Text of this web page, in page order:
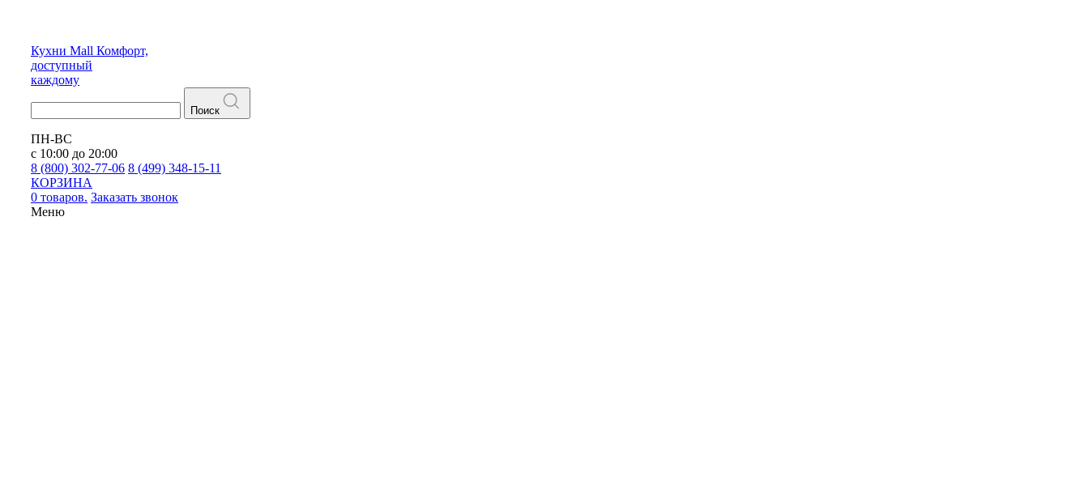
Кухни Mall Комфорт,
доступный
каждому
Поиск
ПН-ВС
с 10:00 до 20:00
8 (800) 302-77-06 8 (499) 348-15-11
КОРЗИНА
0 товаров. Заказать звонок
Меню